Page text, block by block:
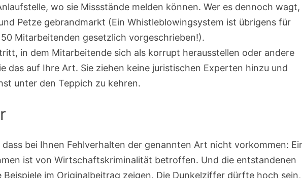
wo sie Missstände melden können. Wer es dennoch wagt,
Petze gebrandmarkt (Ein Whistleblowingsystem ist übrigens für
Mitarbeitenden gesetzlich vorgeschrieben!).
in dem Mitarbeitende sich als korrupt herausstellen oder andere
das auf Ihre Art. Sie ziehen keine juristischen Experten hinzu und
unter den Teppich zu kehren.
dass bei Ihnen Fehlverhalten der genannten Art nicht vorkommen:
ist von Wirtschaftskriminalität betroffen. Und die entstandenen
Beispiele im Originalbeitrag zeigen. Die Dunkelziffer dürfte hoch